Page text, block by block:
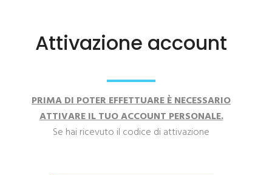
Attivazione account
PRIMA DI POTER EFFETTUARE È NECESSARIO
ATTIVARE IL TUO ACCOUNT PERSONALE.
Se hai ricevuto il codice di attivazione